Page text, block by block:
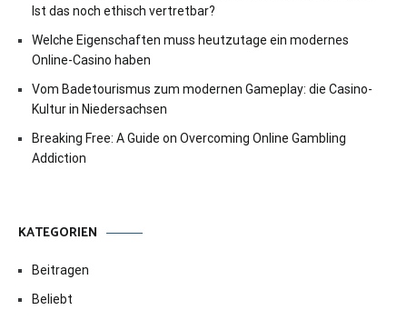
Ist das noch ethisch vertretbar?
Welche Eigenschaften muss heutzutage ein modernes
Online-Casino haben
Vom Badetourismus zum modernen Gameplay: die Casino-
Kultur in Niedersachsen
Breaking Free: A Guide on Overcoming Online Gambling
Addiction
KATEGORIEN
Beitragen
Beliebt